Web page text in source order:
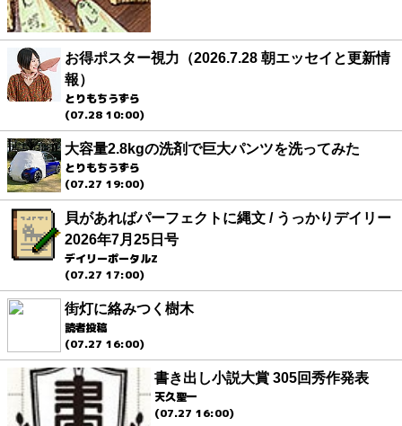
お得ポスター視力（2026.7.28 朝エッセイと更新情
報）
とりもちうずら
(07.28 10:00)
大容量2.8kgの洗剤で巨大パンツを洗ってみた
とりもちうずら
(07.27 19:00)
貝があればパーフェクトに縄文 / うっかりデイリー
2026年7月25日号
デイリーポータルZ
(07.27 17:00)
街灯に絡みつく樹木
読者投稿
(07.27 16:00)
書き出し小説大賞 305回秀作発表
天久聖一
(07.27 16:00)